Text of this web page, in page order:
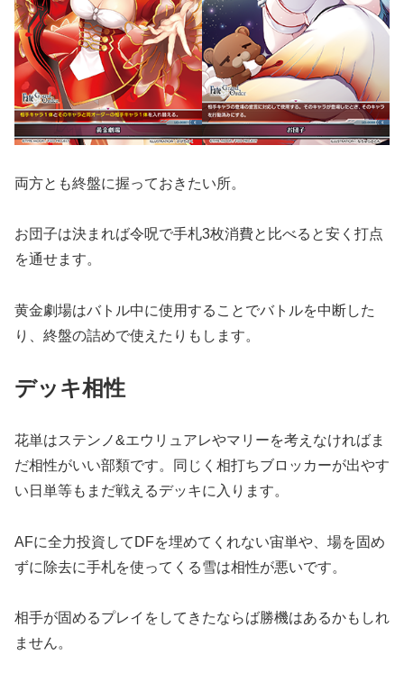
両方とも終盤に握っておきたい所。
お団子は決まれば令呪で手札3枚消費と比べると安く打点
を通せます。
黄金劇場はバトル中に使用することでバトルを中断した
り、終盤の詰めで使えたりもします。
デッキ相性
花単はステンノ&エウリュアレやマリーを考えなければま
だ相性がいい部類です。同じく相打ちブロッカーが出やす
い日単等もまだ戦えるデッキに入ります。
AFに全力投資してDFを埋めてくれない宙単や、場を固め
ずに除去に手札を使ってくる雪は相性が悪いです。
相手が固めるプレイをしてきたならば勝機はあるかもしれ
ません。